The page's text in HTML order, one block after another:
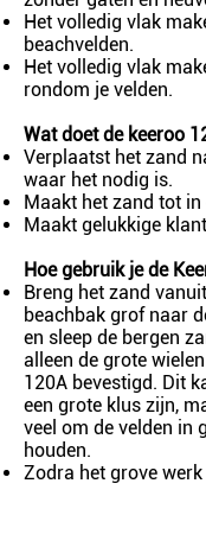
Het volledig vlak
beachvelden.
Het volledig vlak
rondom je velden.
Wat doet de keeroo
Verplaatst het zand
waar het nodig is.
Maakt het zand tot
Maakt gelukkige
Hoe gebruik je de
Breng het zand
beachbak grof naar
en sleep de bergen
alleen de grote
120A bevestigd. Dit
een grote klus zijn,
veel om de velden in
houden.
Zodra het grove